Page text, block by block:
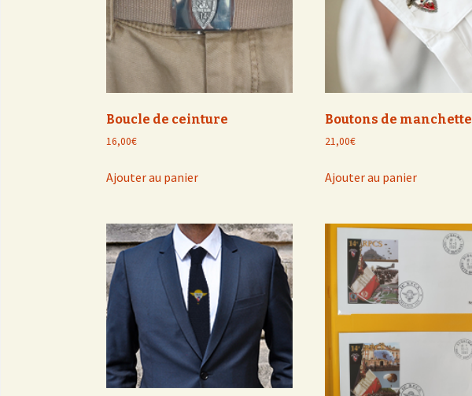
Boutique
Rejoindre
Boucle de ceinture
16,00€
Ajouter au panier
Boutons de manchette
21,00€
Ajouter au panier